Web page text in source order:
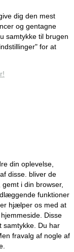
dig den mest
og gentagne
samtykke til brugen
for at
din oplevelse,
disse. bliver de
i din browser,
funktioner
hjælper os med at
Disse
samtykke. Du har
fravalg af nogle af